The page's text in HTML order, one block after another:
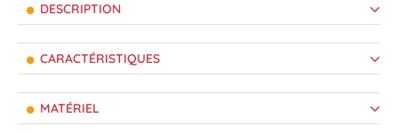
DESCRIPTION
CARACTÉRISTIQUES
MATÉRIEL